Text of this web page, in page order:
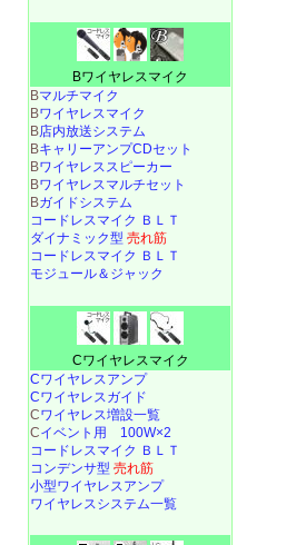
Bワイヤレスマイク
Bマルチマイク
Bワイヤレスマイク
B店内放送システム
BキャリーアンプCDセット
Bワイヤレススピーカー
Bワイヤレスマルチセット
Bガイドシステム
コードレスマイク ＢＬＴ
ダイナミック型 売れ筋
コードレスマイク ＢＬＴ
モジュール＆ジャック
Cワイヤレスマイク
Cワイヤレスアンプ
Cワイヤレスガイド
Cワイヤレス増設一覧
Cイベント用 100W×2
コードレスマイク ＢＬＴ
コンデンサ型 売れ筋
小型ワイヤレスアンプ
ワイヤレスシステム一覧